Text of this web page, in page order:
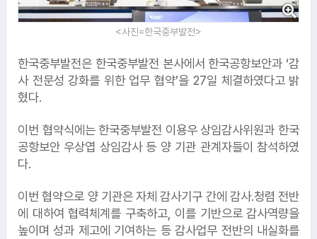
<사진=한국중부발전>
한국중부발전은 한국중부발전 본사에서 한국공항보안과 ‘감
사 전문성 강화를 위한 업무 협약’을 27일 체결하였다고 밝
혔다.
이번 협약식에는 한국중부발전 이용우 상임감사위원과 한국
공항보안 우상엽 상임감사 등 양 기관 관계자들이 참석하였
다.
이번 협약으로 양 기관은 자체 감사기구 간에 감사․청렴 전반
에 대하여 협력체계를 구축하고, 이를 기반으로 감사역량을
높이며 성과 제고에 기여하는 등 감사업무 전반의 내실화를